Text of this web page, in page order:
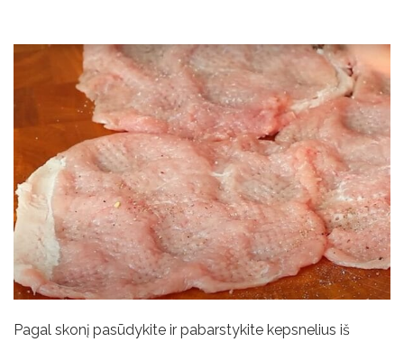
Pagal skonį pasūdykite ir pabarstykite kepsnelius iš